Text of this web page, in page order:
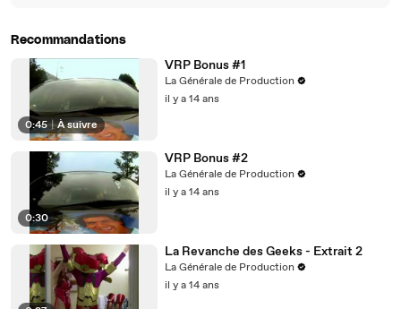
Recommandations
0:45 | À suivre
VRP Bonus #1
La Générale de Production
il y a 14 ans
0:30
VRP Bonus #2
La Générale de Production
il y a 14 ans
La Revanche des Geeks - Extrait 2
La Générale de Production
il y a 14 ans